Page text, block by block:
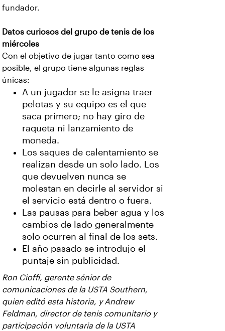
fundador.
Datos curiosos del grupo de tenis de los
miércoles
Con el objetivo de jugar tanto como sea
posible, el grupo tiene algunas reglas
únicas:
A un jugador se le asigna traer
pelotas y su equipo es el que
saca primero; no hay giro de
raqueta ni lanzamiento de
moneda.
Los saques de calentamiento se
realizan desde un solo lado. Los
que devuelven nunca se
molestan en decirle al servidor si
el servicio está dentro o fuera.
Las pausas para beber agua y los
cambios de lado generalmente
solo ocurren al final de los sets.
El año pasado se introdujo el
puntaje sin publicidad.
Ron Cioffi, gerente sénior de
comunicaciones de la USTA Southern,
quien editó esta historia, y Andrew
Feldman, director de tenis comunitario y
participación voluntaria de la USTA